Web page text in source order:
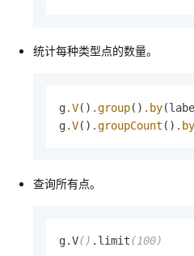
统计每种类型点的数量。
g.V() .group() .by
g.V() .groupCount () .by
查询所有点。
g.V() .limit(100)